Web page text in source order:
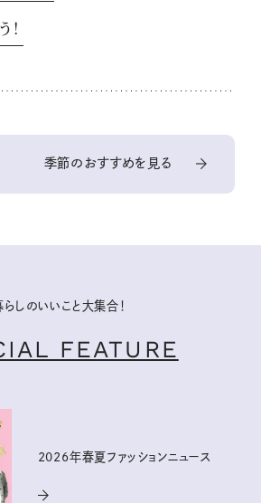
季節のおすすめを見る
らしのいいこと大集合！
FEATURE
2026年春夏ファッションニュース